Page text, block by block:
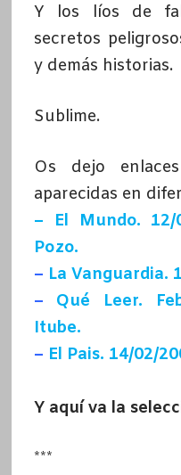
Y los líos de
secretos
y demás historias.
Sublime.
Os dejo
aparecidas en
– El Mundo. 12/
Pozo.
– La Vanguardia.
– Qué Leer.
Itube.
– El Pais. 14/02/
Y aquí va la
***